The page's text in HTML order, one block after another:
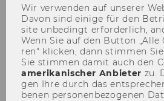
Par­ti­al So­lu­ti­on 3
Wir ver­wen­den auf un­se­rer
Davon sind ei­ni­ge für den
site un­be­dingt er­for­der­lich,
Wenn Sie auf den But­ton
ren“ kli­cken, dann stim­men
Sie stim­men damit auch den
amerikanischer An­bie­ter zu.
gen Ihre durch das
be­nen per­so­nen­be­zo­ge­nen